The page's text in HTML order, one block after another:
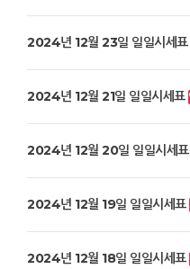
2024년 12월 23일 일일시세표
2024년 12월 21일 일일시세표
2024년 12월 20일 일일시세표
2024년 12월 19일 일일시세표
2024년 12월 18일 일일시세표